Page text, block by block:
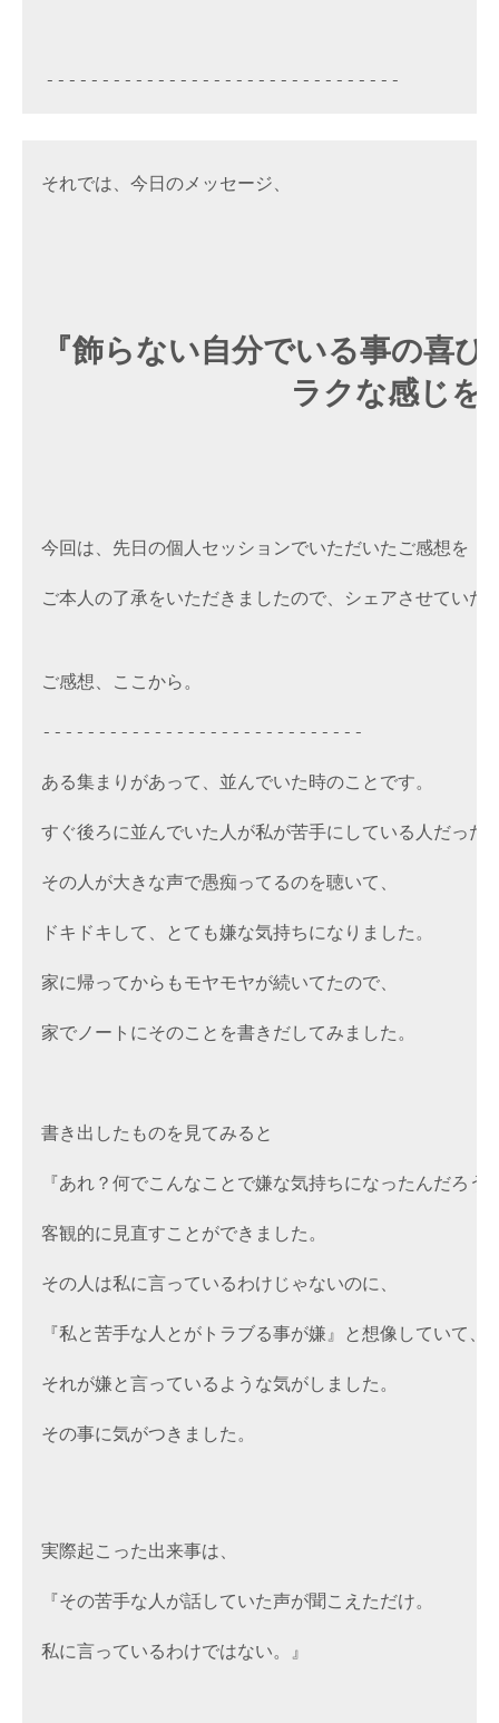
それでは、今日のメッセージ、
『飾らない自分でいる事の喜び
ラクな感じを知り
今回は、先日の個人セッションでいただいたご感想を
ご本人の了承をいただきましたので、シェアさせていた
ご感想、ここから。
-----------------------------
ある集まりがあって、並んでいた時のことです。
すぐ後ろに並んでいた人が私が苦手にしている人だった
その人が大きな声で愚痴ってるのを聴いて、
ドキドキして、とても嫌な気持ちになりました。
家に帰ってからもモヤモヤが続いてたので、
家でノートにそのことを書きだしてみました。
書き出したものを見てみると
『あれ？何でこんなことで嫌な気持ちになったんだろう
客観的に見直すことができました。
その人は私に言っているわけじゃないのに、
『私と苦手な人とがトラブる事が嫌』と想像していて、
それが嫌と言っているような気がしました。
その事に気がつきました。
実際起こった出来事は、
『その苦手な人が話していた声が聞こえただけ。
私に言っているわけではない。』